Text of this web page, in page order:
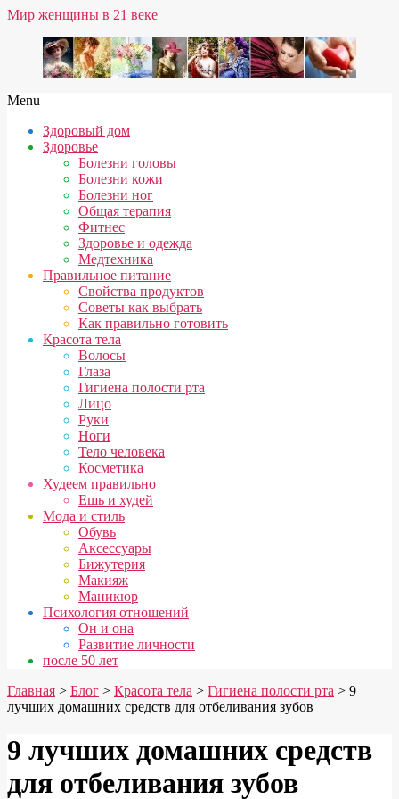
Skip
content
Мир женщины в 21 веке
Secondary
Menu
Menu
Здоровый дом
Здоровье
Болезни головы
Болезни кожи
Болезни ног
Общая терапия
Фитнес
Здоровье и одежда
Медтехника
Правильное питание
Свойства продуктов
Советы как выбрать
Как правильно готовить
Красота тела
Волосы
Глаза
Гигиена полости рта
Лицо
Руки
Ноги
Тело человека
Косметика
Худеем правильно
Ешь и худей
Мода и стиль
Обувь
Аксессуары
Бижутерия
Макияж
Маникюр
Психология отношений
Он и она
Развитие личности
после 50 лет
Главная > Блог > Красота тела > Гигиена полости рта > 9
лучших домашних средств для отбеливания зубов
9 лучших домашних средств
для отбеливания зубов